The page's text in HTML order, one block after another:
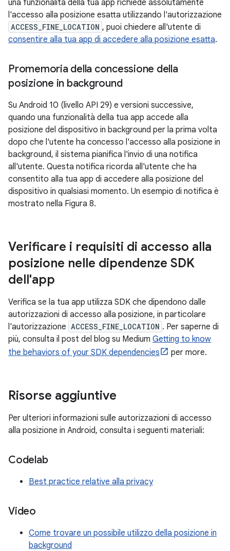
una funzionalità della tua app richiede assolutamente
l'accesso alla posizione esatta utilizzando l'autorizzazione
ACCESS_FINE_LOCATION , puoi chiedere all'utente di
consentire alla tua app di accedere alla posizione esatta.
Promemoria della concessione della
posizione in background
Su Android 10 (livello API 29) e versioni successive,
quando una funzionalità della tua app accede alla
posizione del dispositivo in background per la prima volta
dopo che l'utente ha concesso l'accesso alla posizione in
background, il sistema pianifica l'invio di una notifica
all'utente. Questa notifica ricorda all'utente che ha
consentito alla tua app di accedere alla posizione del
dispositivo in qualsiasi momento. Un esempio di notifica è
mostrato nella Figura 8.
Verificare i requisiti di accesso alla
posizione nelle dipendenze SDK
dell'app
Verifica se la tua app utilizza SDK che dipendono dalle
autorizzazioni di accesso alla posizione, in particolare
l'autorizzazione ACCESS_FINE_LOCATION . Per saperne di
più, consulta il post del blog su Medium Getting to know
the behaviors of your SDK dependencies
per more.
Risorse aggiuntive
Per ulteriori informazioni sulle autorizzazioni di accesso
alla posizione in Android, consulta i seguenti materiali:
Codelab
Best practice relative alla privacy
Video
Come trovare un possibile utilizzo della posizione in
background